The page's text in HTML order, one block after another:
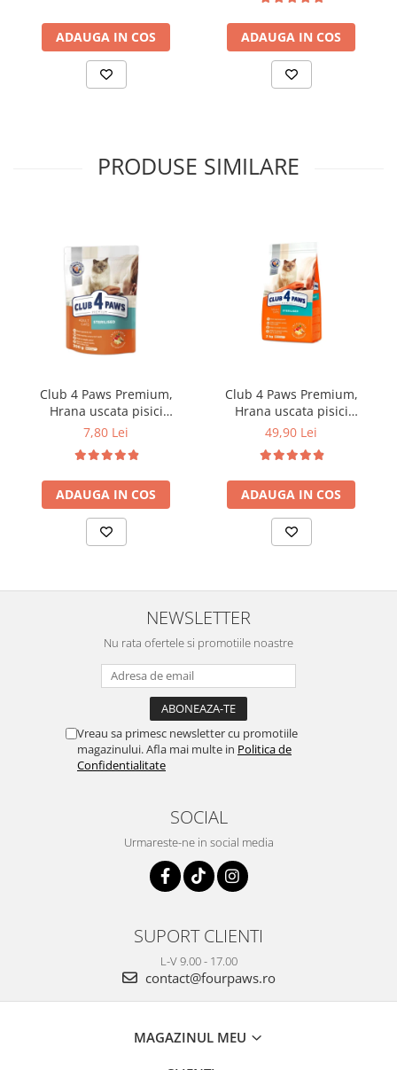
ADAUGA IN COS ADAUGA IN COS
PRODUSE SIMILARE
Club 4 Paws Premium,
Hrana uscata pisici
sterilizate, 300g
7,80 Lei
ADAUGA IN COS
Club 4 Paws Premium,
Hrana uscata pisici
sterilizate, 2kg
49,90 Lei
ADAUGA IN COS
NEWSLETTER
Nu rata ofertele si promotiile noastre
Vreau sa primesc newsletter cu promotiile
magazinului. Afla mai multe in Politica de
Confidentialitate
SOCIAL
Urmareste-ne in social media
SUPORT CLIENTI
L-V 9.00 - 17.00
contact@fourpaws.ro
MAGAZINUL MEU